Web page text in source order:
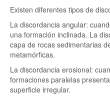
Existen diferentes tipos de
La discordancia angular:
una formación inclinada. La
capa de rocas sedimentarias
metamórficas.
La discordancia erosional:
formaciones paralelas
superficie irregular.